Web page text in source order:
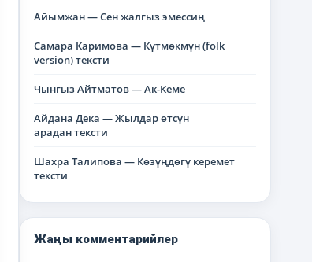
Айымжан — Сен жалгыз эмессиң
Самара Каримова — Күтмөкмүн (folk
version) тексти
Чынгыз Айтматов — Ак-Кеме
Айдана Дека — Жылдар өтсүн
арадан тексти
Шахра Талипова — Көзүңдөгү керемет
тексти
Жаңы комментарийлер